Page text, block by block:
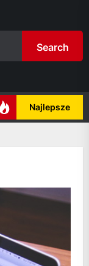
Search
Najlepsze